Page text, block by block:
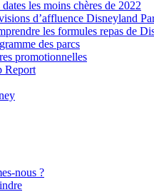
les moins chères de 2022
d’affluence Disneyland
les formules repas de
des parcs
promotionnelles
Report
nous ?